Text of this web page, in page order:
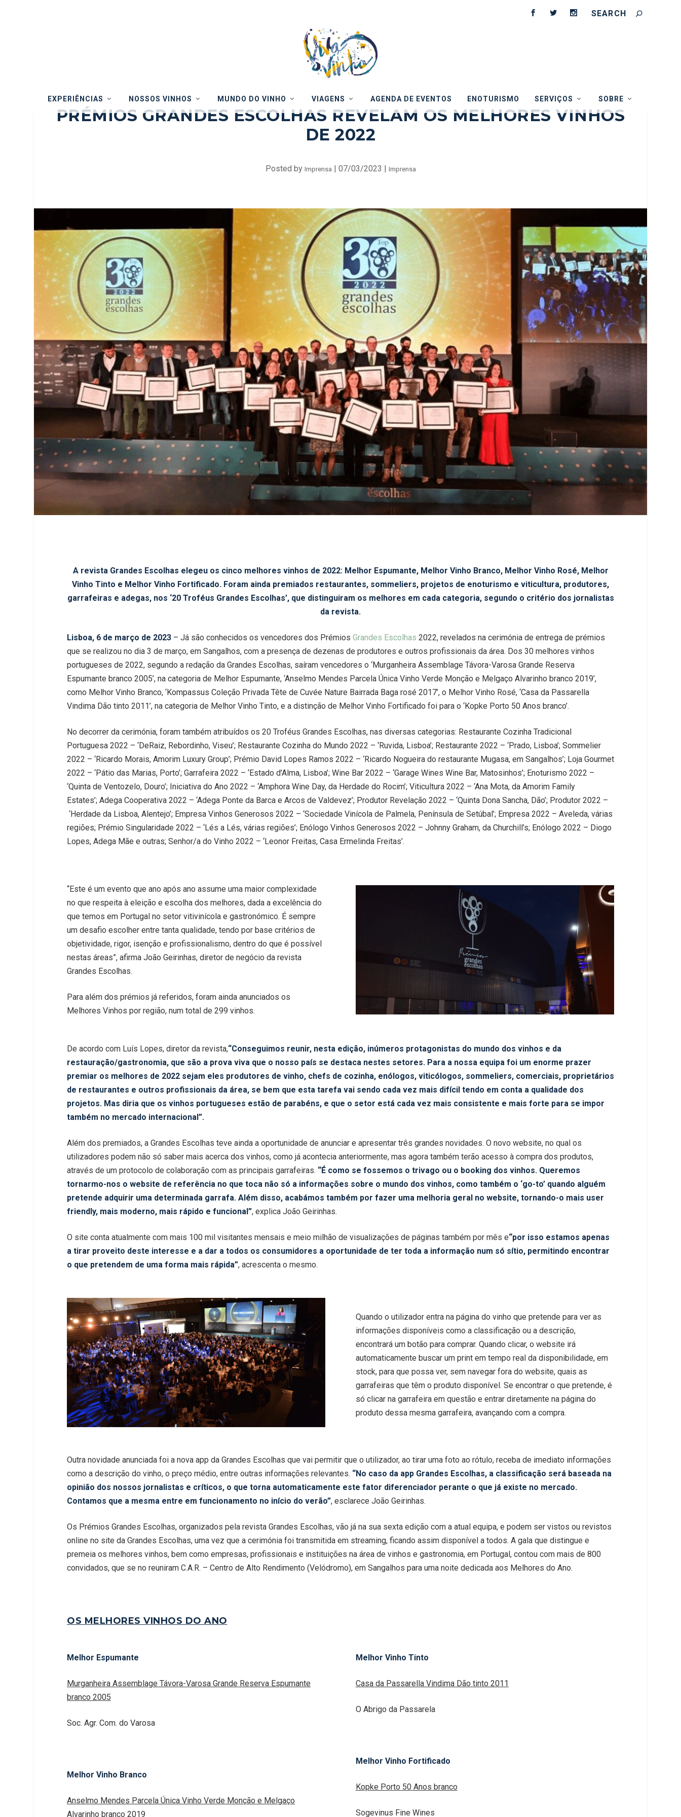
EXPERIÊNCIAS NOSSOS VINHOS MUNDO DO VINHO VIAGENS AGENDA DE EVENTOS ENOTURISMO SERVIÇOS SOBRE
PRÉMIOS GRANDES ESCOLHAS REVELAM OS MELHORES VINHOS
DE 2022
Posted by Imprensa | 07/03/2023 | Imprensa
A revista Grandes Escolhas elegeu os cinco melhores vinhos de 2022: Melhor Espumante, Melhor Vinho Branco, Melhor Vinho Rosé, Melhor
Vinho Tinto e Melhor Vinho Fortificado. Foram ainda premiados restaurantes, sommeliers, projetos de enoturismo e viticultura, produtores,
garrafeiras e adegas, nos ‘20 Troféus Grandes Escolhas’, que distinguiram os melhores em cada categoria, segundo o critério dos jornalistas
da revista.
Lisboa, 6 de março de 2023 – Já são conhecidos os vencedores dos Prémios Grandes Escolhas 2022, revelados na cerimónia de entrega de prémios
que se realizou no dia 3 de março, em Sangalhos, com a presença de dezenas de produtores e outros profissionais da área. Dos 30 melhores vinhos
portugueses de 2022, segundo a redação da Grandes Escolhas, saíram vencedores o ‘Murganheira Assemblage Távora-Varosa Grande Reserva
Espumante branco 2005’, na categoria de Melhor Espumante, ‘Anselmo Mendes Parcela Única Vinho Verde Monção e Melgaço Alvarinho branco 2019’,
como Melhor Vinho Branco, ‘Kompassus Coleção Privada Tête de Cuvée Nature Bairrada Baga rosé 2017’, o Melhor Vinho Rosé, ‘Casa da Passarella
Vindima Dão tinto 2011’, na categoria de Melhor Vinho Tinto, e a distinção de Melhor Vinho Fortificado foi para o ‘Kopke Porto 50 Anos branco’.
No decorrer da cerimónia, foram também atribuídos os 20 Troféus Grandes Escolhas, nas diversas categorias: Restaurante Cozinha Tradicional
Portuguesa 2022 – ‘DeRaiz, Rebordinho, Viseu’; Restaurante Cozinha do Mundo 2022 – ‘Ruvida, Lisboa’; Restaurante 2022 – ‘Prado, Lisboa’; Sommelier
2022 – ‘Ricardo Morais, Amorim Luxury Group’; Prémio David Lopes Ramos 2022 – ‘Ricardo Nogueira do restaurante Mugasa, em Sangalhos’; Loja Gourmet
2022 – ‘Pátio das Marias, Porto’; Garrafeira 2022 – ‘Estado d’Alma, Lisboa’; Wine Bar 2022 – ‘Garage Wines Wine Bar, Matosinhos’; Enoturismo 2022 –
‘Quinta de Ventozelo, Douro’; Iniciativa do Ano 2022 – ‘Amphora Wine Day, da Herdade do Rocim’; Viticultura 2022 – ‘Ana Mota, da Amorim Family
Estates’; Adega Cooperativa 2022 – ‘Adega Ponte da Barca e Arcos de Valdevez’; Produtor Revelação 2022 – ‘Quinta Dona Sancha, Dão’; Produtor 2022 –
‘Herdade da Lisboa, Alentejo’; Empresa Vinhos Generosos 2022 – ‘Sociedade Vinícola de Palmela, Península de Setúbal’; Empresa 2022 – Aveleda, várias
regiões; Prémio Singularidade 2022 – ‘Lés a Lés, várias regiões’; Enólogo Vinhos Generosos 2022 – Johnny Graham, da Churchill’s; Enólogo 2022 – Diogo
Lopes, Adega Mãe e outras; Senhor/a do Vinho 2022 – ‘Leonor Freitas, Casa Ermelinda Freitas’.
“Este é um evento que ano após ano assume uma maior complexidade
no que respeita à eleição e escolha dos melhores, dada a excelência do
que temos em Portugal no setor vitivinícola e gastronómico. É sempre
um desafio escolher entre tanta qualidade, tendo por base critérios de
objetividade, rigor, isenção e profissionalismo, dentro do que é possível
nestas áreas”, afirma João Geirinhas, diretor de negócio da revista
Grandes Escolhas.
Para além dos prémios já referidos, foram ainda anunciados os
Melhores Vinhos por região, num total de 299 vinhos.
De acordo com Luís Lopes, diretor da revista,“Conseguimos reunir, nesta edição, inúmeros protagonistas do mundo dos vinhos e da
restauração/gastronomia, que são a prova viva que o nosso país se destaca nestes setores. Para a nossa equipa foi um enorme prazer
premiar os melhores de 2022 sejam eles produtores de vinho, chefs de cozinha, enólogos, viticólogos, sommeliers, comerciais, proprietários
de restaurantes e outros profissionais da área, se bem que esta tarefa vai sendo cada vez mais difícil tendo em conta a qualidade dos
projetos. Mas diria que os vinhos portugueses estão de parabéns, e que o setor está cada vez mais consistente e mais forte para se impor
também no mercado internacional”.
Além dos premiados, a Grandes Escolhas teve ainda a oportunidade de anunciar e apresentar três grandes novidades. O novo website, no qual os
utilizadores podem não só saber mais acerca dos vinhos, como já acontecia anteriormente, mas agora também terão acesso à compra dos produtos,
através de um protocolo de colaboração com as principais garrafeiras. “É como se fossemos o trivago ou o booking dos vinhos. Queremos
tornarmo-nos o website de referência no que toca não só a informações sobre o mundo dos vinhos, como também o ‘go-to’ quando alguém
pretende adquirir uma determinada garrafa. Além disso, acabámos também por fazer uma melhoria geral no website, tornando-o mais user
friendly, mais moderno, mais rápido e funcional”, explica João Geirinhas.
O site conta atualmente com mais 100 mil visitantes mensais e meio milhão de visualizações de páginas também por mês e“por isso estamos apenas
a tirar proveito deste interesse e a dar a todos os consumidores a oportunidade de ter toda a informação num só sítio, permitindo encontrar
o que pretendem de uma forma mais rápida”, acrescenta o mesmo.
Quando o utilizador entra na página do vinho que pretende para ver as
informações disponíveis como a classificação ou a descrição,
encontrará um botão para comprar. Quando clicar, o website irá
automaticamente buscar um print em tempo real da disponibilidade, em
stock, para que possa ver, sem navegar fora do website, quais as
garrafeiras que têm o produto disponível. Se encontrar o que pretende, é
só clicar na garrafeira em questão e entrar diretamente na página do
produto dessa mesma garrafeira, avançando com a compra.
Outra novidade anunciada foi a nova app da Grandes Escolhas que vai permitir que o utilizador, ao tirar uma foto ao rótulo, receba de imediato informações
como a descrição do vinho, o preço médio, entre outras informações relevantes. “No caso da app Grandes Escolhas, a classificação será baseada na
opinião dos nossos jornalistas e críticos, o que torna automaticamente este fator diferenciador perante o que já existe no mercado.
Contamos que a mesma entre em funcionamento no início do verão”, esclarece João Geirinhas.
Os Prémios Grandes Escolhas, organizados pela revista Grandes Escolhas, vão já na sua sexta edição com a atual equipa, e podem ser vistos ou revistos
online no site da Grandes Escolhas, uma vez que a cerimónia foi transmitida em streaming, ficando assim disponível a todos. A gala que distingue e
premeia os melhores vinhos, bem como empresas, profissionais e instituições na área de vinhos e gastronomia, em Portugal, contou com mais de 800
convidados, que se no reuniram C.A.R. – Centro de Alto Rendimento (Velódromo), em Sangalhos para uma noite dedicada aos Melhores do Ano.
OS MELHORES VINHOS DO ANO
Melhor Espumante
Murganheira Assemblage Távora-Varosa Grande Reserva Espumante
branco 2005
Soc. Agr. Com. do Varosa
Melhor Vinho Branco
Anselmo Mendes Parcela Única Vinho Verde Monção e Melgaço
Alvarinho branco 2019
Melhor Vinho Tinto
Casa da Passarella Vindima Dão tinto 2011
O Abrigo da Passarela
Melhor Vinho Fortificado
Kopke Porto 50 Anos branco
Sogevinus Fine Wines